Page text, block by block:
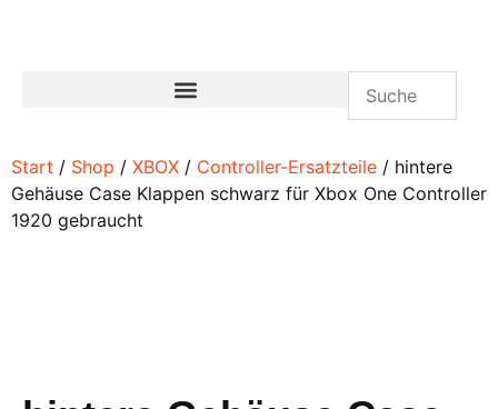
Start / Shop / XBOX / Controller-Ersatzteile / hintere
Gehäuse Case Klappen schwarz für Xbox One Controller
1920 gebraucht